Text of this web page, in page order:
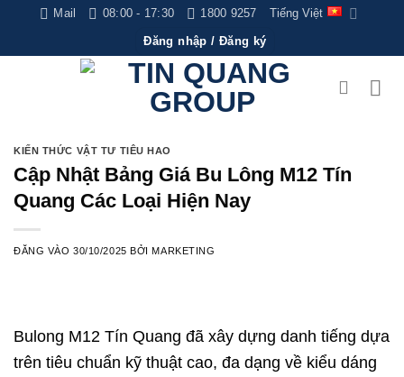
nội
Mail 08:00 - 17:30 1800 9257 Tiếng Việt
Đăng nhập / Đăng ký
KIẾN THỨC VẬT TƯ TIÊU HAO
Cập Nhật Bảng Giá Bu Lông M12 Tín
Quang Các Loại Hiện Nay
ĐĂNG VÀO30/10/2025 BỞIMARKETING
Bulong M12 Tín Quang đã xây dựng danh tiếng dựa
trên tiêu chuẩn kỹ thuật cao, đa dạng về kiểu dáng